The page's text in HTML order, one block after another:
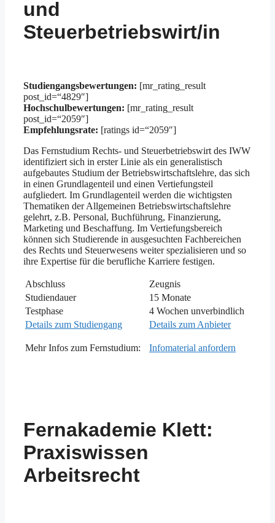
und
Steuerbetriebswirt/in
Studiengangsbewertungen: [mr_rating_result
post_id=“4829″]
Hochschulbewertungen: [mr_rating_result
post_id=“2059″]
Empfehlungsrate: [ratings id=“2059″]
Das Fernstudium Rechts- und Steuerbetriebswirt des IWW
identifiziert sich in erster Linie als ein generalistisch
aufgebautes Studium der Betriebswirtschaftslehre, das sich
in einen Grundlagenteil und einen Vertiefungsteil
aufgliedert. Im Grundlagenteil werden die wichtigsten
Thematiken der Allgemeinen Betriebswirtschaftslehre
gelehrt, z.B. Personal, Buchführung, Finanzierung,
Marketing und Beschaffung. Im Vertiefungsbereich
können sich Studierende in ausgesuchten Fachbereichen
des Rechts und Steuerwesens weiter spezialisieren und so
ihre Expertise für die berufliche Karriere festigen.
Abschluss
Zeugnis
Studiendauer
15 Monate
Testphase
4 Wochen unverbindlich
Details zum Studiengang
Details zum Anbieter
Mehr Infos zum Fernstudium: Infomaterial anfordern
Fernakademie Klett:
Praxiswissen
Arbeitsrecht